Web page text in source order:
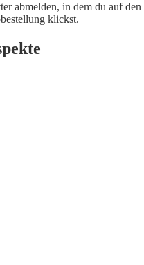
abmelden, in dem du auf den
klickst.